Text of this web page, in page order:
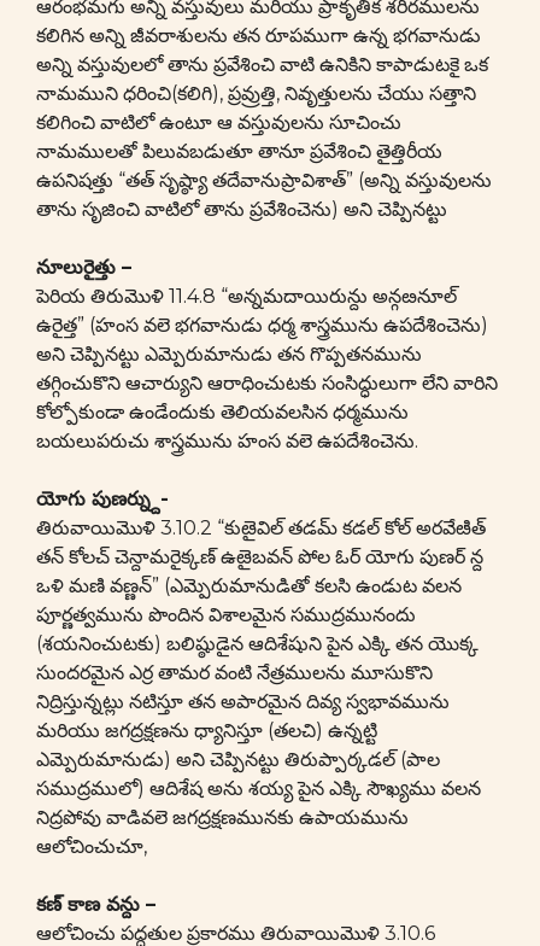
ఆరంభమగు అన్ని వస్తువులు మరియు ప్రాకృతిక శరీరములను
కలిగిన అన్ని జీవరాశులను తన రూపముగా ఉన్న భగవానుడు
అన్ని వస్తువులలో తాను ప్రవేశించి వాటి ఉనికిని కాపాడుటకై ఒక
నామముని ధరించి(కలిగి), ప్రవ్రుత్తి, నివృత్తులను చేయు సత్తాని
కలిగించి వాటిలో ఉంటూ ఆ వస్తువులను సూచించు
నామములతో పిలువబడుతూ తానూ ప్రవేశించి తైత్తిరీయ
ఉపనిషత్తు “తత్ సృష్ఠ్యా తదేవానుప్రావిశాత్” (అన్ని వస్తువులను
తాను సృజించి వాటిలో తాను ప్రవేశించెను) అని చెప్పినట్టు
నూలురైత్తు –
పెరియ తిరుమొళి 11.4.8 “అన్నమదాయిరున్దు అన్గఴనూల్
ఉరైత్త” (హంస వలె భగవానుడు ధర్మ శాస్త్రమును ఉపదేశించెను)
అని చెప్పినట్టు ఎమ్పెరుమానుడు తన గొప్పతనమును
తగ్గించుకొని ఆచార్యుని ఆరాధించుటకు సంసిద్ధులుగా లేని వారిని
కోల్పోకుండా ఉండేందుకు తెలియవలసిన ధర్మమును
బయలుపరుచు శాస్త్రమును హంస వలె ఉపదేశించెను.
యోగు పుణర్న్దు-
తిరువాయిమొళి 3.10.2 “కుఴైవిల్ తడమ్ కడల్ కోల్ అరవేఴిత్
తన్ కోలచ్ చెన్దామరైక్కణ్ ఉఴైబవన్ పోల ఓర్ యోగు పుణర్ న్ద
ఒళి మణి వణ్ణన్” (ఎమ్పెరుమానుడితో కలసి ఉండుట వలన
పూర్ణత్వమును పొందిన విశాలమైన సముద్రమునందు
(శయనించుటకు) బలిష్ఠుడైన ఆదిశేషుని పైన ఎక్కి తన యొక్క
సుందరమైన ఎర్ర తామర వంటి నేత్రములను మూసుకొని
నిద్రిస్తున్నట్లు నటిస్తూ తన అపారమైన దివ్య స్వభావమును
మరియు జగద్రక్షణను ధ్యానిస్తూ (తలచి) ఉన్నట్టి
ఎమ్పెరుమానుడు) అని చెప్పినట్టు తిరుప్పార్కడల్ (పాల
సముద్రములో) ఆదిశేష అను శయ్య పైన ఎక్కి సౌఖ్యము వలన
నిద్రపోవు వాడివలె జగద్రక్షణమునకు ఉపాయమును
ఆలోచించుచూ,
కణ్ కాణ వన్దు –
ఆలోచించు పద్ధతుల ప్రకారము తిరువాయిమొళి 3.10.6